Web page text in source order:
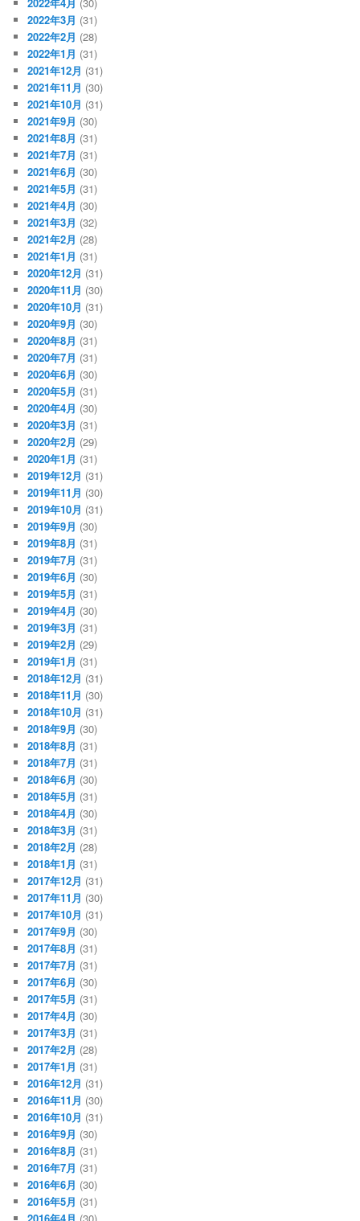
2022年4月 (30)
2022年3月 (31)
2022年2月 (28)
2022年1月 (31)
2021年12月 (31)
2021年11月 (30)
2021年10月 (31)
2021年9月 (30)
2021年8月 (31)
2021年7月 (31)
2021年6月 (30)
2021年5月 (31)
2021年4月 (30)
2021年3月 (32)
2021年2月 (28)
2021年1月 (31)
2020年12月 (31)
2020年11月 (30)
2020年10月 (31)
2020年9月 (30)
2020年8月 (31)
2020年7月 (31)
2020年6月 (30)
2020年5月 (31)
2020年4月 (30)
2020年3月 (31)
2020年2月 (29)
2020年1月 (31)
2019年12月 (31)
2019年11月 (30)
2019年10月 (31)
2019年9月 (30)
2019年8月 (31)
2019年7月 (31)
2019年6月 (30)
2019年5月 (31)
2019年4月 (30)
2019年3月 (31)
2019年2月 (29)
2019年1月 (31)
2018年12月 (31)
2018年11月 (30)
2018年10月 (31)
2018年9月 (30)
2018年8月 (31)
2018年7月 (31)
2018年6月 (30)
2018年5月 (31)
2018年4月 (30)
2018年3月 (31)
2018年2月 (28)
2018年1月 (31)
2017年12月 (31)
2017年11月 (30)
2017年10月 (31)
2017年9月 (30)
2017年8月 (31)
2017年7月 (31)
2017年6月 (30)
2017年5月 (31)
2017年4月 (30)
2017年3月 (31)
2017年2月 (28)
2017年1月 (31)
2016年12月 (31)
2016年11月 (30)
2016年10月 (31)
2016年9月 (30)
2016年8月 (31)
2016年7月 (31)
2016年6月 (30)
2016年5月 (31)